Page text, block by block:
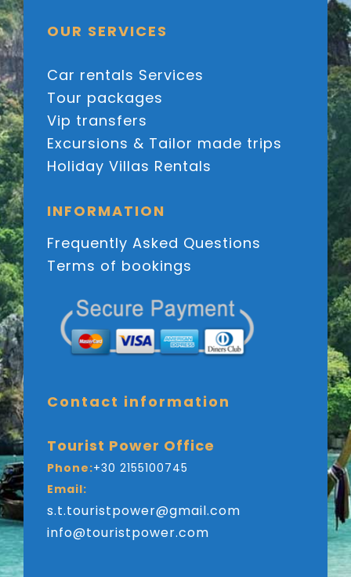
OUR SERVICES
Car rentals Services
Tour packages
Vip transfers
Excursions & Tailor made trips
Holiday Villas Rentals
INFORMATION
Frequently Asked Questions
Terms of bookings
Contact information
Tourist Power Office
Phone:+30 2155100745
Email:
s.t.touristpower@gmail.com
info@touristpower.com